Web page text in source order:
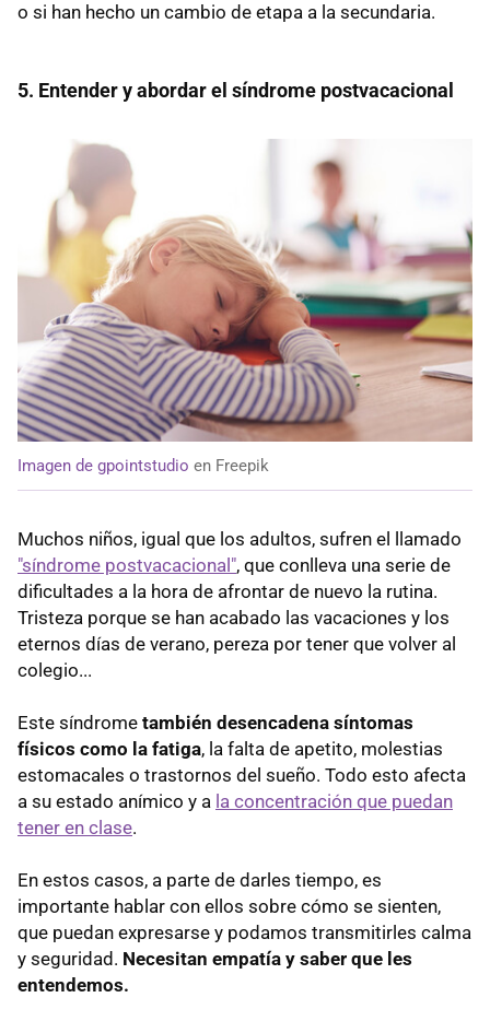
o si han hecho un cambio de etapa a la secundaria.
5. Entender y abordar el síndrome postvacacional
Imagen de gpointstudio en Freepik
Muchos niños, igual que los adultos, sufren el llamado
"síndrome postvacacional", que conlleva una serie de
dificultades a la hora de afrontar de nuevo la rutina.
Tristeza porque se han acabado las vacaciones y los
eternos días de verano, pereza por tener que volver al
colegio...
Este síndrome también desencadena síntomas
físicos como la fatiga, la falta de apetito, molestias
estomacales o trastornos del sueño. Todo esto afecta
a su estado anímico y a la concentración que puedan
tener en clase.
En estos casos, a parte de darles tiempo, es
importante hablar con ellos sobre cómo se sienten,
que puedan expresarse y podamos transmitirles calma
y seguridad. Necesitan empatía y saber que les
entendemos.